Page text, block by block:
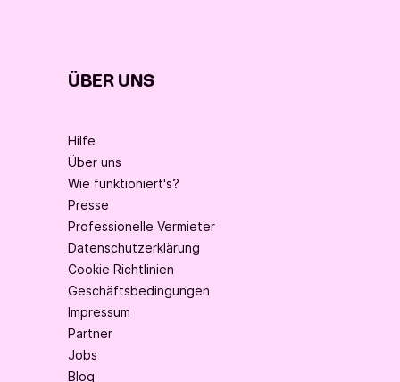
ÜBER UNS
Hilfe
Über uns
Wie funktioniert's?
Presse
Professionelle Vermieter
Datenschutzerklärung
Cookie Richtlinien
Geschäftsbedingungen
Impressum
Partner
Jobs
Blog